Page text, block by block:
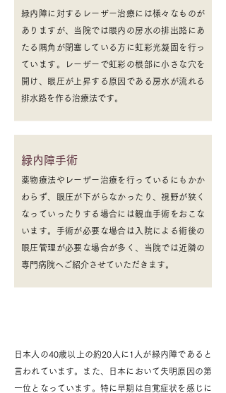
緑内障に対するレーザー治療には様々なものが
ありますが、当院では眼内の房水の排出路にあ
たる隅角が閉塞している方に虹彩光凝固を行っ
ています。レーザーで虹彩の根部に小さな穴を
開け、眼圧が上昇する原因である房水が流れる
排水路を作る治療法です。
緑内障手術
薬物療法やレーザー治療を行っているにもかか
わらず、眼圧が下がらなかったり、視野が狭く
なっていったりする場合には観血手術をおこな
います。手術が必要な場合は入院による術後の
眼圧管理が必要な場合が多く、当院では近隣の
専門病院へご紹介させていただきます。
日本人の40歳以上の約20人に1人が緑内障であると
言われています。また、日本において失明原因の第
一位となっています。特に早期は自覚症状を感じに